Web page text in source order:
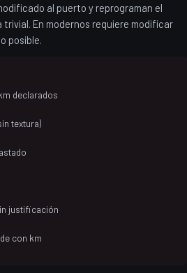
al puerto y reprograman el
trivial. En modernos requiere modificar
posible.
declarados
textura)
justificación
con km